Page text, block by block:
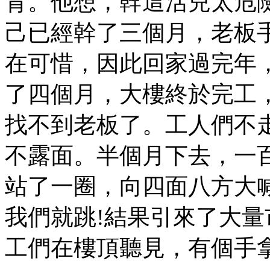
己已經幹了三個月，老板
在可惜，因此回家過完年
了四個月，大樓終於完工
找不到老板了。工人們不
不露面。半個月下去，一
站了一圈，向四面八方大
我們就跳!結果引來了大
工們在樓頂聽見，有個手